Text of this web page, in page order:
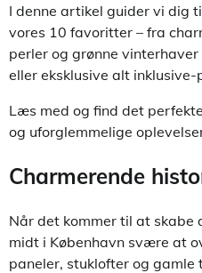
I denne artikel guider vi dig
vores 10 favoritter – fra
perler og grønne
eller eksklusive alt
Læs med og find det
og uforglemmelige
Charmerende
Når det kommer til at skabe
midt i København svære at
paneler, stuklofter og